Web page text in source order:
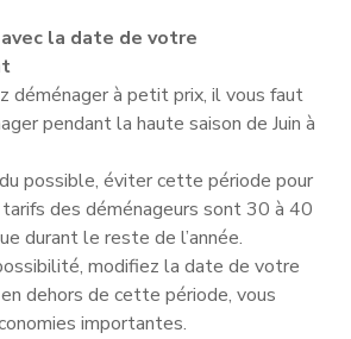
la date de votre
déménager à petit prix, il vous faut
pendant la haute saison de Juin à
possible, éviter cette période pour
des déménageurs sont 30 à 40
durant le reste de l’année.
modifiez la date de votre
dehors de cette période, vous
importantes.